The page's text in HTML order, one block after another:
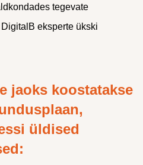
tegevate
eksperte ükski
jaoks koostatakse
üldised